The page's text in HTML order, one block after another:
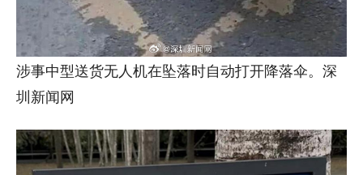
涉事中型送货无人机在坠落时自动打开降落伞。深
圳新闻网